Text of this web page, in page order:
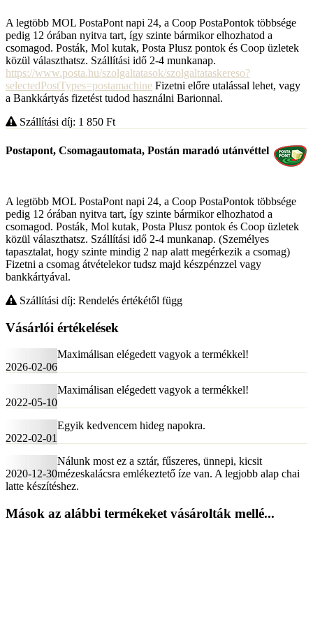
A legtöbb MOL PostaPont napi 24, a Coop PostaPontok többsége
pedig 12 órában nyitva tart, így szinte bármikor elhozhatod a
csomagod. Posták, Mol kutak, Posta Plusz pontok és Coop üzletek
közül választhatsz. Szállítási idő 2-4 munkanap.
https://www.posta.hu/szolgaltatasok/szolgaltataskereso?
selectedPostTypes=postamachine Fizetni előre utalással lehet, vagy
a Bankkártyás fizetést tudod használni Barionnal.
Szállítási díj: 1 850 Ft
Postapont, Csomagautomata, Postán maradó utánvéttel
A legtöbb MOL PostaPont napi 24, a Coop PostaPontok többsége
pedig 12 órában nyitva tart, így szinte bármikor elhozhatod a
csomagod. Posták, Mol kutak, Posta Plusz pontok és Coop üzletek
közül választhatsz. Szállítási idő 2-4 munkanap. (Személyes
tapasztalat, hogy szinte mindig 2 nap alatt megérkezik a csomag)
Fizetni a csomag átvételekor tudsz majd készpénzzel vagy
bankkártyával.
Szállítási díj: Rendelés értékétől függ
Vásárlói értékelések
2026-02-06
Maximálisan elégedett vagyok a termékkel!
2022-05-10
Maximálisan elégedett vagyok a termékkel!
2022-02-01
Egyik kedvencem hideg napokra.
2020-12-30
Nálunk most ez a sztár, fűszeres, ünnepi, kicsit
mézeskalácsra emlékeztető íze van. A legjobb alap chai
latte készítéshez.
Mások az alábbi termékeket vásárolták mellé...